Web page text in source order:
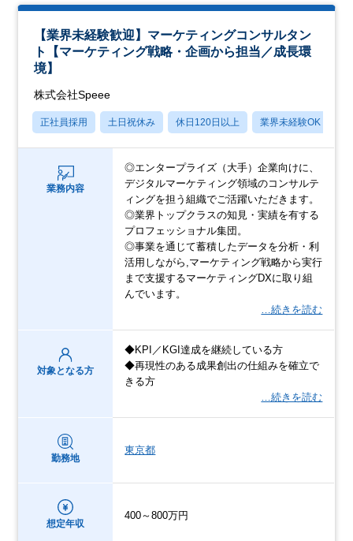
【業界未経験歓迎】マーケティングコンサルタン
ト【マーケティング戦略・企画から担当／成長環
境】
株式会社Speee
正社員採用 土日祝休み 休日120日以上 業界未経験OK
業務内容
◎エンタープライズ（大手）企業向けに、
デジタルマーケティング領域のコンサルテ
ィングを担う組織でご活躍いただきます。
◎業界トップクラスの知見・実績を有する
プロフェッショナル集団。
◎事業を通じて蓄積したデータを分析・利
活用しながら,マーケティング戦略から実行
まで支援するマーケティングDXに取り組
んでいます。
…続きを読む
対象となる方
◆KPI／KGI達成を継続している方
◆再現性のある成果創出の仕組みを確立で
きる方
…続きを読む
勤務地
東京都
想定年収
400～800万円